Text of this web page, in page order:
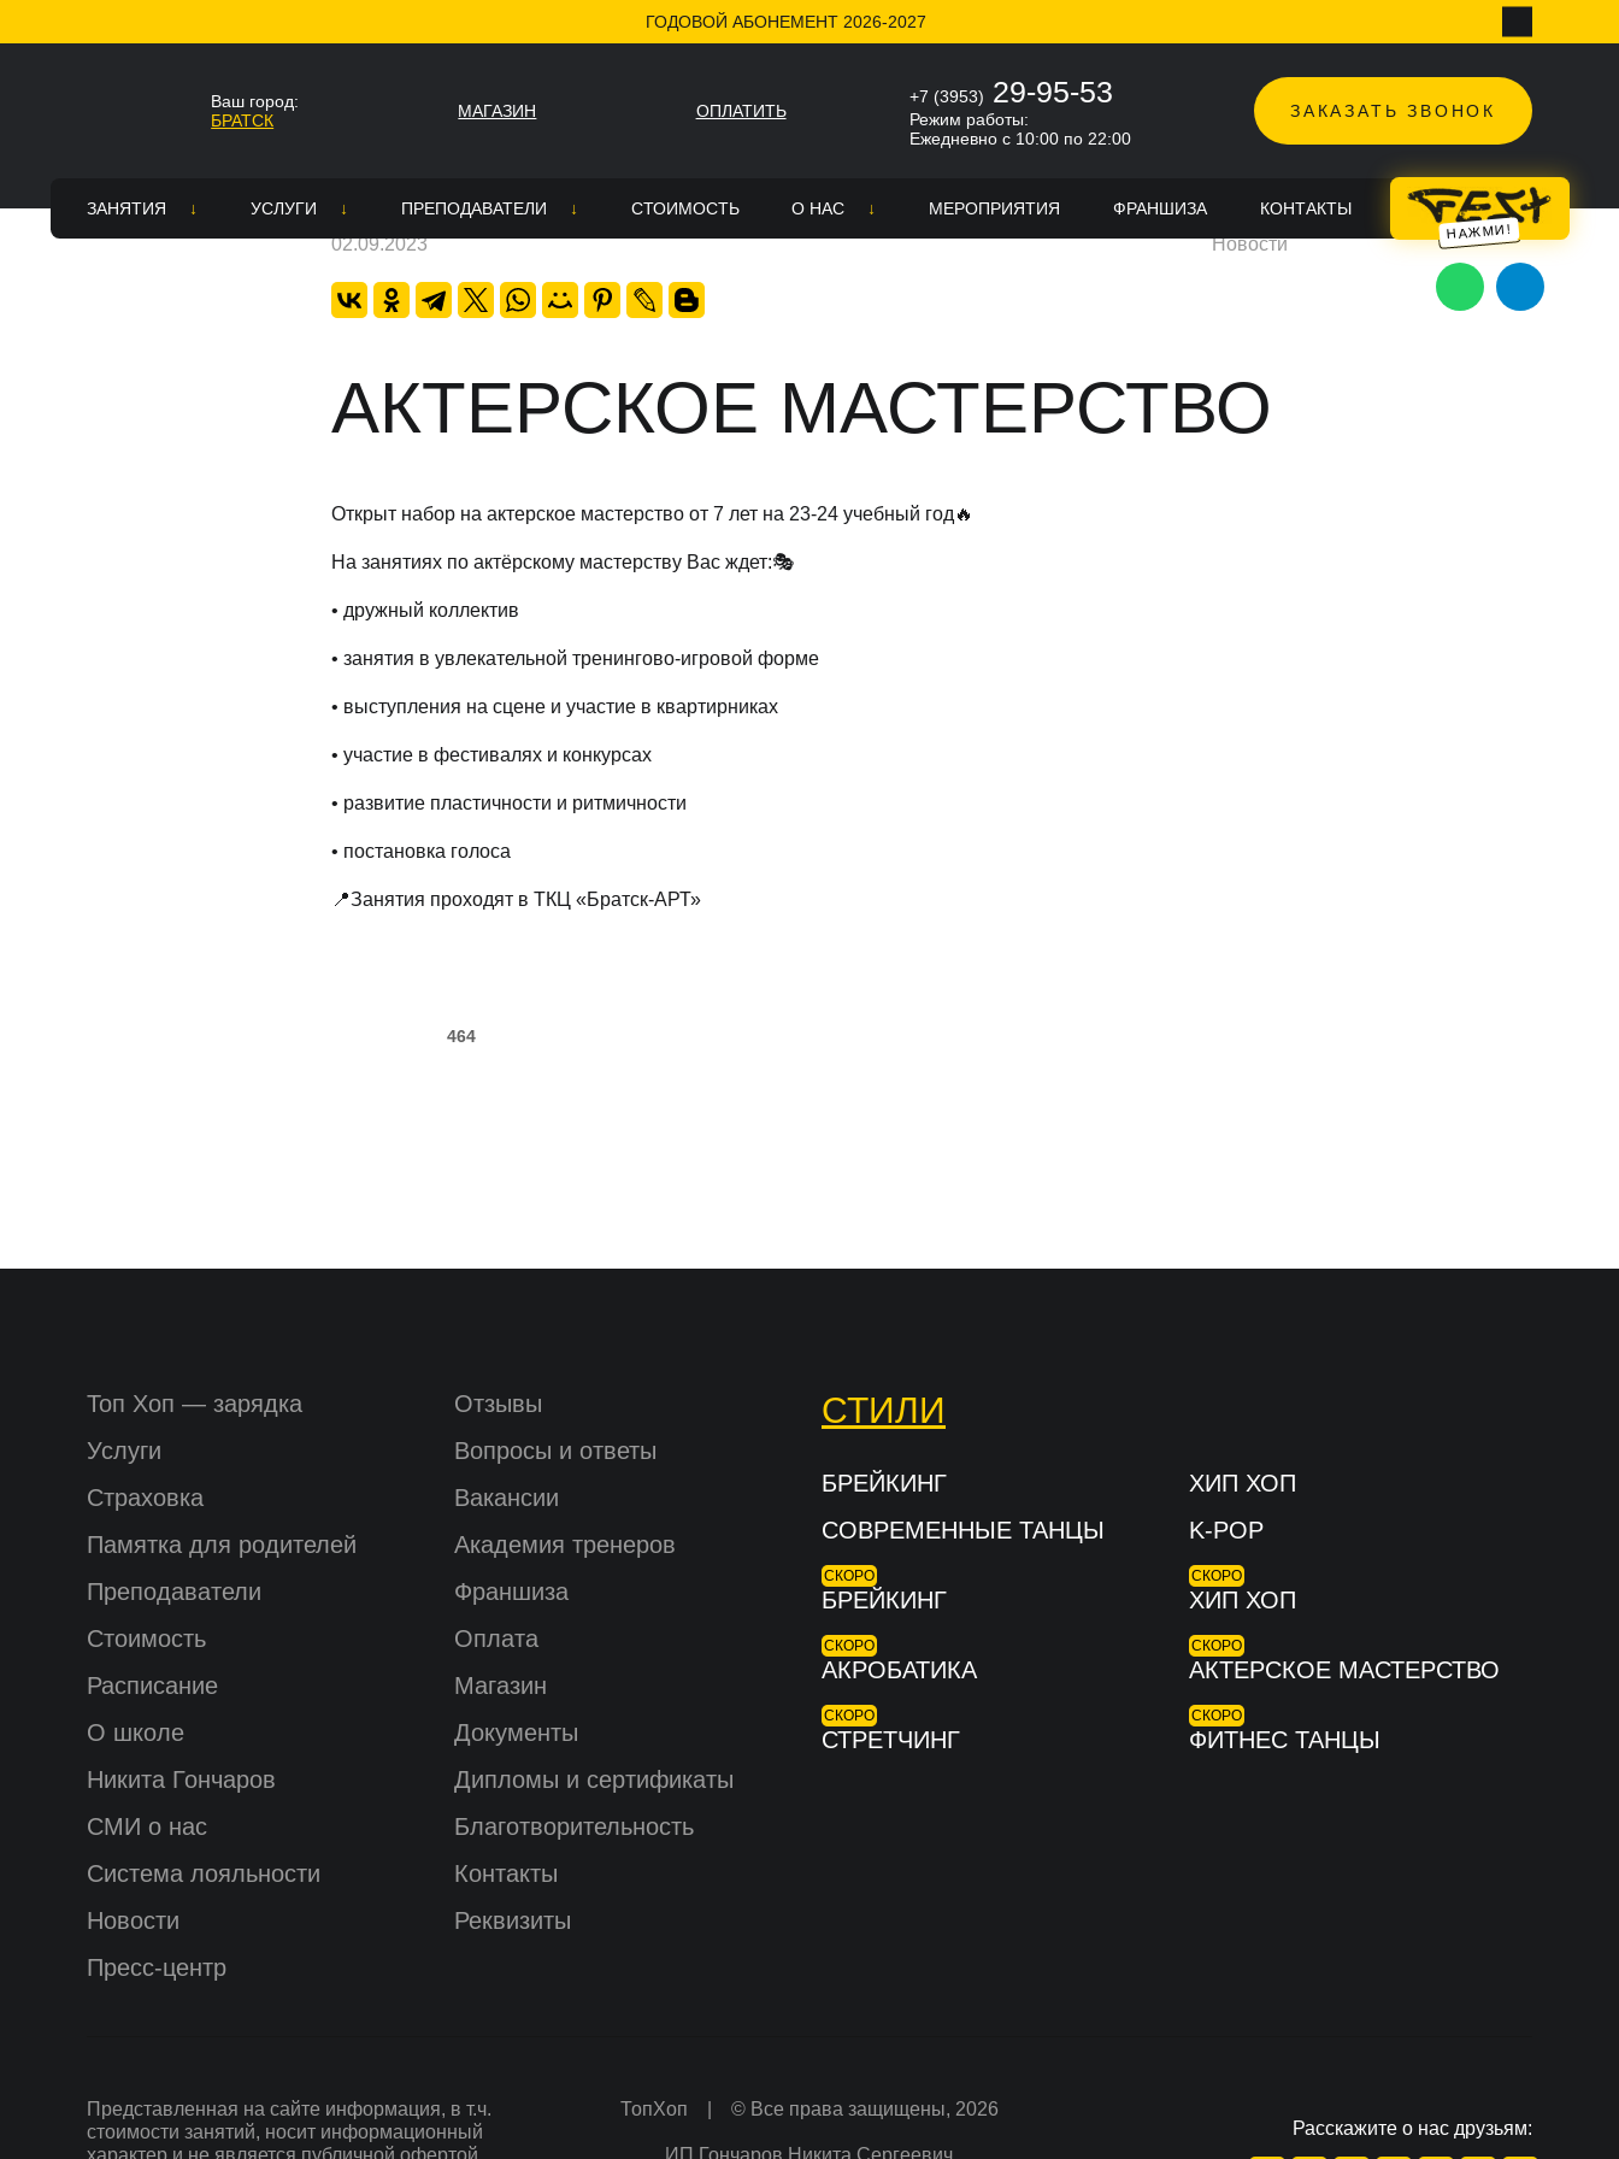
ГОДОВОЙ АБОНЕМЕНТ 2026-2027
Ваш город:
БРАТСК
МАГАЗИН ОПЛАТИТЬ
+7 (3953) 29-95-53
Режим работы:
Ежедневно с 10:00 по 22:00
ЗАКАЗАТЬ ЗВОНОК
ЗАНЯТИЯ УСЛУГИ
Все услуги
Постановка танцевального номера
Танцевальное шоу на праздник
ПРЕПОДАВАТЕЛИ СТОИМОСТЬ О НАС
СМИ о нас
Дипломы и сертификаты
МЕРОПРИЯТИЯ ФРАНШИЗА КОНТАКТЫ TOPHOP FEST
02.09.2023 Новости
АКТЕРСКОЕ МАСТЕРСТВО
Открыт набор на актерское мастерство от 7 лет на 23-24 учебный год🔥
На занятиях по актёрскому мастерству Вас ждет:🎭
• дружный коллектив
• занятия в увлекательной тренингово-игровой форме
• выступления на сцене и участие в квартирниках
• участие в фестивалях и конкурсах
• развитие пластичности и ритмичности
• постановка голоса
📍Занятия проходят в ТКЦ «Братск-АРТ»
464
Топ Хоп — зарядка
Услуги
Страховка
Памятка для родителей
Преподаватели
Стоимость
Расписание
О школе
Никита Гончаров
СМИ о нас
Система лояльности
Новости
Пресс-центр
Отзывы
Вопросы и ответы
Вакансии
Академия тренеров
Франшиза
Оплата
Магазин
Документы
Дипломы и сертификаты
Благотворительность
Контакты
Реквизиты
СТИЛИ
БРЕЙКИНГ
ХИП ХОП
СОВРЕМЕННЫЕ ТАНЦЫ
K-POP
СКОРО
БРЕЙКИНГ
СКОРО
ХИП ХОП
СКОРО
АКРОБАТИКА
СКОРО
АКТЕРСКОЕ МАСТЕРСТВО
СКОРО
СТРЕТЧИНГ
СКОРО
ФИТНЕС ТАНЦЫ
Представленная на сайте информация, в т.ч.
стоимости занятий, носит информационный
характер и не является публичной офертой.
ТопХоп | © Все права защищены, 2026
ИП Гончаров Никита Сергеевич
Расскажите о нас друзьям: